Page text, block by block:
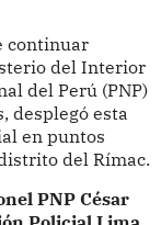
continuar
del Interior
del Perú (PNP)
desplegó esta
en puntos
del Rímac.
PNP César